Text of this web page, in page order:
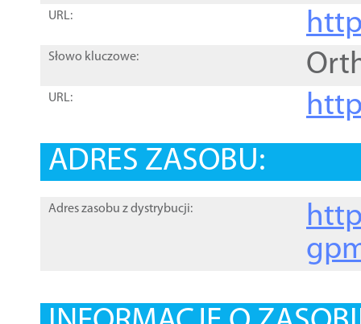
URL:
Słowo kluczowe:
URL:
ADRES ZASOBU:
Adres zasobu z dystrybucji: